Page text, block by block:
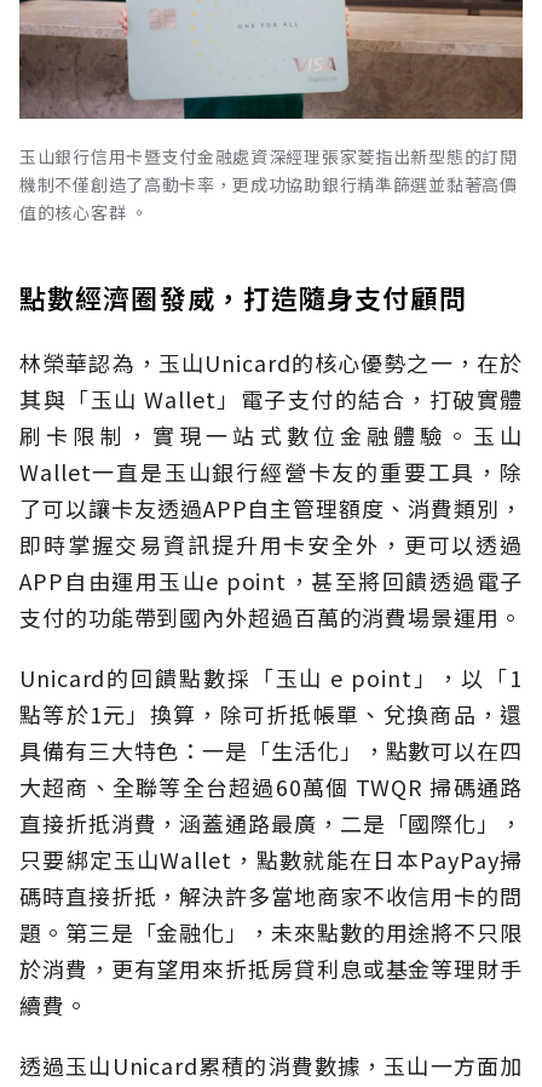
玉山銀行信用卡暨支付金融處資深經理張家菱指出新型態的訂閱
機制不僅創造了高動卡率，更成功協助銀行精準篩選並黏著高價
值的核心客群 。
點數經濟圈發威，打造隨身支付顧問
林榮華認為，玉山Unicard的核心優勢之一，在於
其與「玉山 Wallet」電子支付的結合，打破實體
刷卡限制，實現一站式數位金融體驗。玉山
Wallet一直是玉山銀行經營卡友的重要工具，除
了可以讓卡友透過APP自主管理額度、消費類別，
即時掌握交易資訊提升用卡安全外，更可以透過
APP自由運用玉山e point，甚至將回饋透過電子
支付的功能帶到國內外超過百萬的消費場景運用。
Unicard的回饋點數採「玉山 e point」，以「1
點等於1元」換算，除可折抵帳單、兌換商品，還
具備有三大特色：一是「生活化」，點數可以在四
大超商、全聯等全台超過60萬個 TWQR 掃碼通路
直接折抵消費，涵蓋通路最廣，二是「國際化」，
只要綁定玉山Wallet，點數就能在日本PayPay掃
碼時直接折抵，解決許多當地商家不收信用卡的問
題。第三是「金融化」，未來點數的用途將不只限
於消費，更有望用來折抵房貸利息或基金等理財手
續費。
透過玉山Unicard累積的消費數據，玉山一方面加